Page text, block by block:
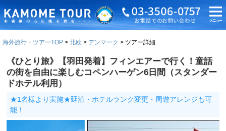
海外旅行・ツアーTOP 北欧 デンマーク ツアー詳細
《ひとり旅》【羽田発着】フィンエアーで行く！童話
の街を自由に楽しむコペンハーゲン6日間（スタンダー
ドホテル利用）
★1名様より実施★延泊・ホテルランク変更・周遊アレンジも可
能！